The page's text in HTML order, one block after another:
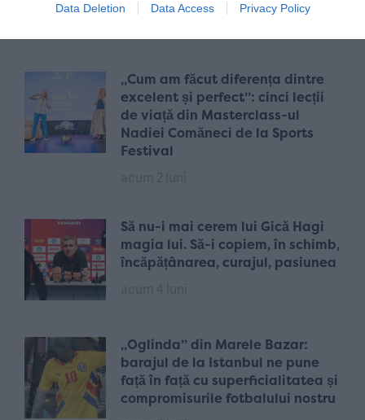
Data Deletion Data Access Privacy Policy
„Cum am făcut diferența dintre
excelent și perfect”: cinci lecții
de viață din Masterclass-ul
Nadiei Comăneci de la Sports
Festival
Să nu-i mai cerem lui Gică Hagi
magia lui. Să-i copiem, în schimb,
încăpățânarea, curajul, pasiunea
„Oglinda” din Marele Bazar:
barajul de la Istanbul ne pune
față în față cu superficialitatea și
compromisurile fotbalului nostru